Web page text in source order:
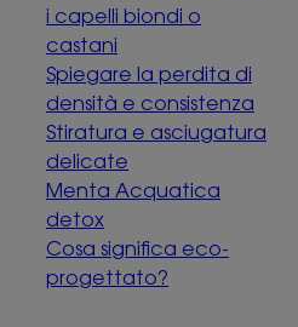
i capelli biondi o
castani
Spiegare la perdita di
densità e consistenza
Stiratura e asciugatura
delicate
Menta Acquatica
detox
Cosa significa eco-
progettato?